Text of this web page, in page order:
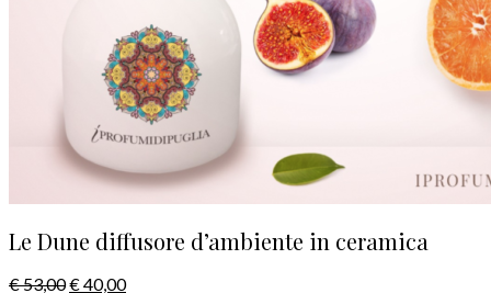
Le Dune diffusore d’ambiente in ceramica
€53,00€40,00